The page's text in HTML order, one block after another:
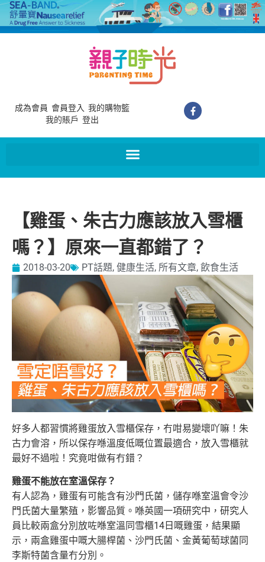
成為會員 會員登入 我的購物籃
我的賬戶 登出
【雞蛋、朱古力應該放入雪櫃
嗎？】原來一直都錯了？
2018-03-20 PT話題, 健康生活, 所有文章, 飲食生活
好多人都習慣將雞蛋放入雪櫃保存，冇咁易變壞吖嘛！朱
古力會溶，所以保存喺溫度低嘅位置最適合，放入雪櫃就
最好不過啦！究竟咁做有冇錯？
雞蛋不能放在室溫保存？
有人認為，雞蛋有可能含有沙門氏菌，儲存喺室溫會令沙
門氏菌大量繁殖，影響品質。喺英國一項研究中，研究人
員比較兩盒分別放咗喺室溫同雪櫃14日嘅雞蛋，結果顯
示，兩盒雞蛋中嘅大腸桿菌、沙門氏菌、金黃葡萄球菌同
李斯特菌含量冇分別。